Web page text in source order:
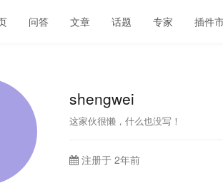
问答 文章 话题 专家 插件
shengwei
这家伙很懒，什么也没写！
注册于 2年前